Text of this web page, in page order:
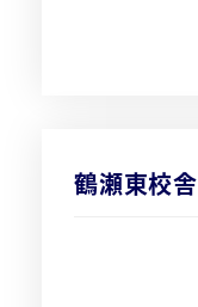
鶴瀬東校舎